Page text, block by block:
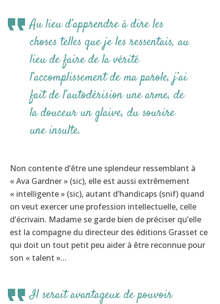
Au lieu d’apprendre à dire les
choses telles que je les ressentais, au
lieu de faire de la vérité
l’accomplissement de ma parole, j’ai
fait de l’autodérision une arme, de
la douceur un glaive, du sourire
une insulte.
Non contente d’être une splendeur ressemblant à
« Ava Gardner » (sic), elle est aussi extrêmement
« intelligente » (sic), autant d’handicaps (snif) quand
on veut exercer une profession intellectuelle, celle
d’écrivain. Madame se garde bien de préciser qu’elle
est la compagne du directeur des éditions Grasset ce
qui doit un tout petit peu aider à être reconnue pour
son « talent »…
Il serait avantageux de pouvoir